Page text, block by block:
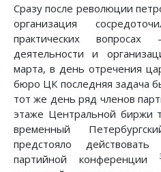
Сразу после революции
организация
практических
деятельности и
марта, в день отречения
бюро ЦК последняя задача
тот же день ряд членов
этаже Центральной биржи
временный
предстояло
партийной конференции